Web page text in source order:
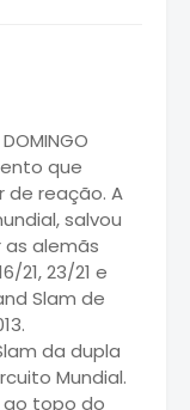
que
de reação. A
salvou
alemãs
21, 23/21 e
Slam de
da dupla
Mundial.
ao topo do